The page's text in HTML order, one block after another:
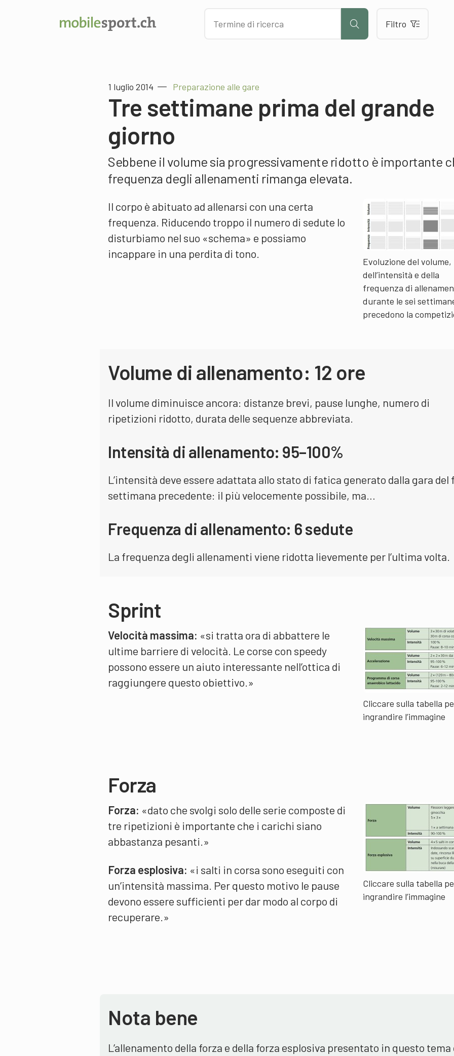
Filtro
1 luglio 2014 Preparazione alle gare
Tre settimane prima del grande
giorno
Sebbene il volume sia progressivamente ridotto è importante
frequenza degli allenamenti rimanga elevata.
Evoluzione del volume,
dell’intensità e della
frequenza di
durante le sei
precedono la
Il corpo è abituato ad allenarsi con una certa
frequenza. Riducendo troppo il numero di sedute lo
disturbiamo nel suo «schema» e possiamo
incappare in una perdita di tono.
Volume di allenamento: 12 ore
Il volume diminuisce ancora: distanze brevi, pause lunghe, numero di
ripetizioni ridotto, durata delle sequenze abbreviata.
Intensità di allenamento: 95–100%
L’intensità deve essere adattata allo stato di fatica generato dalla gara del
settimana precedente: il più velocemente possibile, ma…
Frequenza di allenamento: 6 sedute
La frequenza degli allenamenti viene ridotta lievemente per l’ultima volta.
Sprint
Cliccare sulla tabella
ingrandire l’immagine
Velocità massima: «si tratta ora di abbattere le
ultime barriere di velocità. Le corse con speedy
possono essere un aiuto interessante nell’ottica di
raggiungere questo obiettivo.»
Forza
Cliccare sulla tabella
ingrandire l’immagine
Forza: «dato che svolgi solo delle serie composte di
tre ripetizioni è importante che i carichi siano
abbastanza pesanti.»
Forza esplosiva: «i salti in corsa sono eseguiti con
un’intensità massima. Per questo motivo le pause
devono essere sufficienti per dar modo al corpo di
recuperare.»
Nota bene
L’allenamento della forza e della forza esplosiva presentato in questo tema